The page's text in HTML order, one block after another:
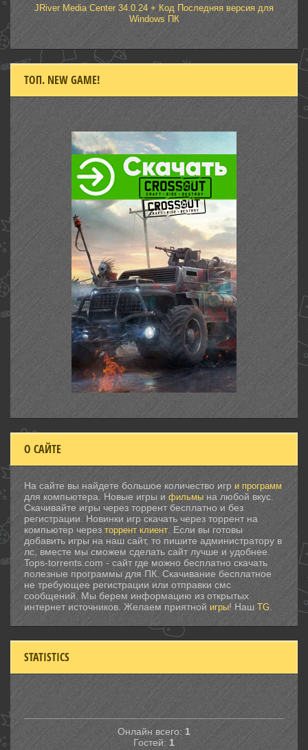
JRiver Media Center 34.0.24 + Код Последняя версия для
Windows ПК
ТОП. NEW GAME!
О САЙТЕ
На сайте вы найдете большое количество игр и программ
для компьютера. Новые игры и фильмы на любой вкус.
Скачивайте игры через торрент бесплатно и без
регистрации. Новинки игр скачать через торрент на
компьютер через торрент клиент. Если вы готовы
добавить игры на наш сайт, то пишите администратору в
лс, вместе мы сможем сделать сайт лучше и удобнее.
Tops-torrents.com - сайт где можно бесплатно скачать
полезные программы для ПК. Скачивание бесплатное
не требующее регистрации или отправки смс
сообщений. Мы берем информацию из открытых
интернет источников. Желаем приятной игры! Наш TG.
STATISTICS
Онлайн всего: 1
Гостей: 1